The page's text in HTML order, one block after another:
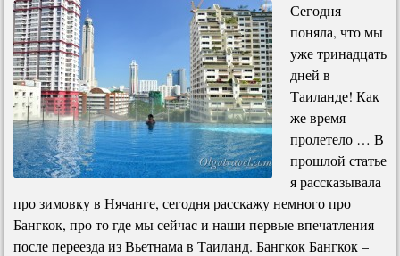
Сегодня
поняла, что мы
уже тринадцать
дней в
Таиланде! Как
же время
пролетело … В
прошлой статье
я рассказывала
про зимовку в Нячанге, сегодня расскажу немного про
Бангкок, про то где мы сейчас и наши первые впечатления
после переезда из Вьетнама в Таиланд. Бангкок Бангкок –